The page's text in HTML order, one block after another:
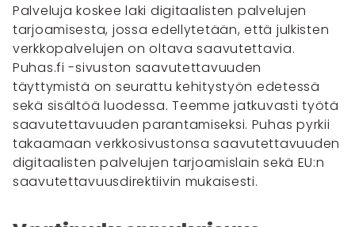
Palveluja koskee laki digitaalisten palvelujen
tarjoamisesta, jossa edellytetään, että julkisten
verkkopalvelujen on oltava saavutettavia.
Puhas.fi -sivuston saavutettavuuden
täyttymistä on seurattu kehitystyön edetessä
sekä sisältöä luodessa. Teemme jatkuvasti työtä
saavutettavuuden parantamiseksi. Puhas pyrkii
takaamaan verkkosivustonsa saavutettavuuden
digitaalisten palvelujen tarjoamislain sekä EU:n
saavutettavuusdirektiivin mukaisesti.